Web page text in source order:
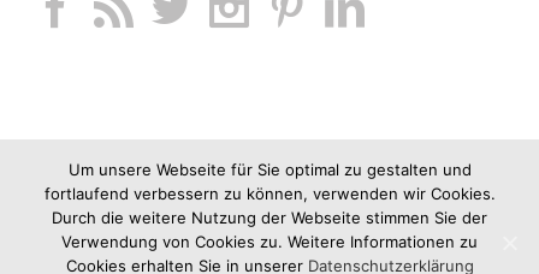
Um unsere Webseite für Sie optimal zu gestalten und
fortlaufend verbessern zu können, verwenden wir Cookies.
Durch die weitere Nutzung der Webseite stimmen Sie der
Verwendung von Cookies zu. Weitere Informationen zu
Cookies erhalten Sie in unserer Datenschutzerklärung